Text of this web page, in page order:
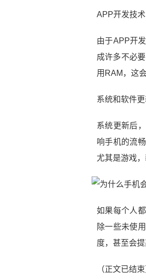
APP开发技术
由于APP开
成许多不必
用RAM，这
系统和软件
系统更新后
响手机的流
尤其是游戏
如果每个人
除一些未使
度，甚至会
（正文已结束